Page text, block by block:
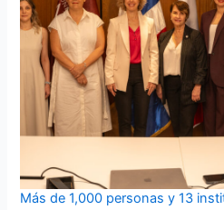
Más de 1,000 personas y 13